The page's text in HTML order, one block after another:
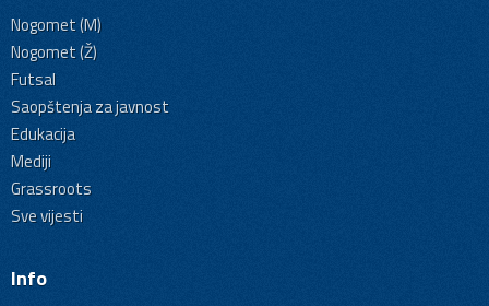
Nogomet (M)
Nogomet (Ž)
Futsal
Saopštenja za javnost
Edukacija
Mediji
Grassroots
Sve vijesti
Info